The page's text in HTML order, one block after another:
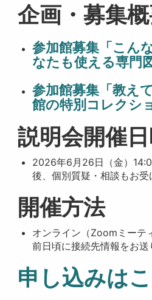
企画・募集
参加館募集「こん
なたも使える専門
参加館募集「教え
館の特別コレクシ
説明会開催
2026年6月26日（金）
後、個別質疑・相談もお受
開催方法
オンライン（Zoomミーテ
前日頃に接続先情報をお送
申し込みは